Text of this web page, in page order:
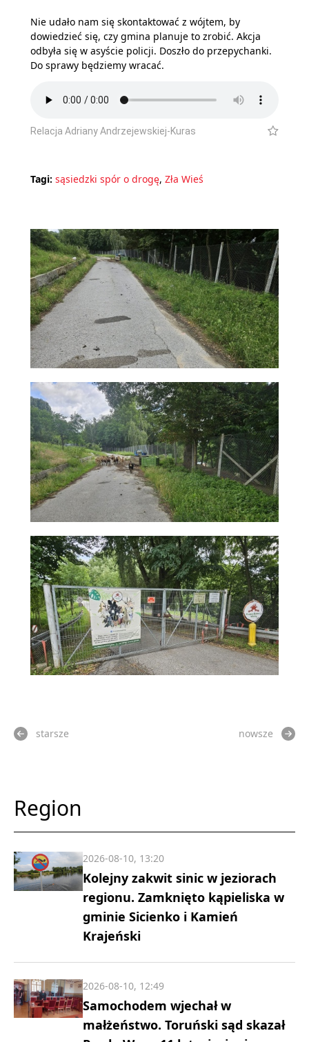
Nie udało nam się skontaktować z wójtem, by
dowiedzieć się, czy gmina planuje to zrobić. Akcja
odbyła się w asyście policji. Doszło do przepychanki.
Do sprawy będziemy wracać.
Relacja Adriany Andrzejewskiej-Kuras
Tagi: sąsiedzki spór o drogę, Zła Wieś
starsze nowsze
Region
Kolejny zakwit sinic w jeziorach
regionu. Zamknięto kąpieliska w
gminie Sicienko i Kamień
Krajeński
2026-08-10, 13:20
Samochodem wjechał w
małżeństwo. Toruński sąd skazał
2026-08-10, 12:49